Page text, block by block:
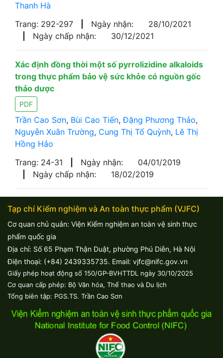
Thanh Hà
Trang: 292-297
Ngày nhận:
28/10/2021
Ngày chấp nhận: 30/12/2021
Xác định đồng thời một số pyrrolizidine alkaloids
trong thực phẩm bảo vệ sức khỏe có nguồn gốc
thảo dược
PDF
Trần Cao Sơn, Bùi Cao Tiến,Đặng Phương Thảo,
Nguyễn Xuân Trường, Cung Thị Tố Quỳnh, Lê Thị
Hồng Hảo
Trang: 24-31
Ngày nhận:
04/01/2019
Ngày chấp nhận: 18/02/2019
Tạp chí Kiểm nghiệm và An toàn thực phẩm (VJFC)
Cơ quan chủ quản: Viện Kiểm nghiệm an toàn vệ sinh thực
phẩm quốc gia
Địa chỉ: Số 65 Phạm Thận Duật, phường Phú Diễn, Hà Nội
Điện thoại: (+84) 2439335735. Email: vjfc@nifc.gov.vn
Giấy phép hoạt động số 150/GP-BVHTTDL ngày 30/10/2025
Cơ quan cấp phép: Bộ Văn hóa, Thể thao và Du lịch
Tổng biên tập: PGS.TS. Trần Cao Sơn